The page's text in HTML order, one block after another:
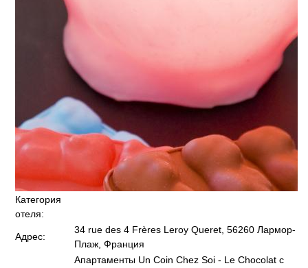
Категория
отеля:
Адрес:
34 rue des 4 Frères Leroy Queret, 56260 Лармор-
Плаж, Франция
Апартаменты Un Coin Chez Soi - Le Chocolat с